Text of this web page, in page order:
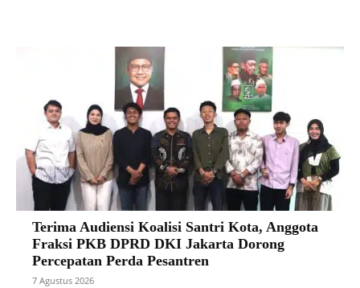
Terima Audiensi Koalisi Santri Kota, Anggota
Fraksi PKB DPRD DKI Jakarta Dorong
Percepatan Perda Pesantren
7 Agustus 2026